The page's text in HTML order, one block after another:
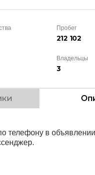
Пробег
212 102
Владельцы
3
телефону в